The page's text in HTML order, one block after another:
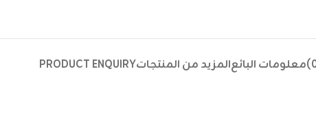
معلومات البائعالمزيد من المنتجاتPRODUCT ENQUIRY